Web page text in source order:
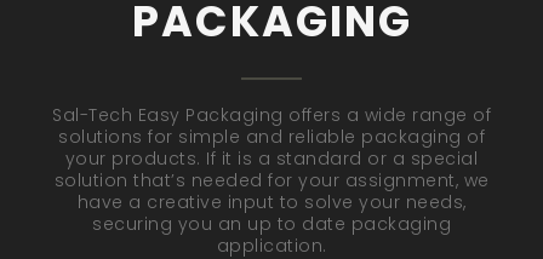
PACKAGING
Sal-Tech Easy Packaging offers a wide range of
solutions for simple and reliable packaging of
your products. If it is a standard or a special
solution that’s needed for your assignment, we
have a creative input to solve your needs,
securing you an up to date packaging
application.